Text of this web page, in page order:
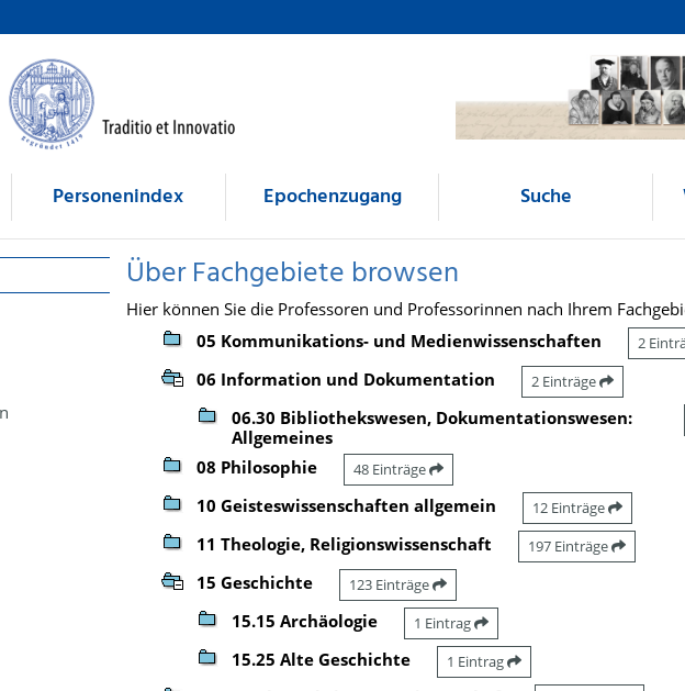
Personenindex Epochenzugang Suche
Über Fachgebiete browsen
Hier können Sie die Professoren und Professorinnen nach Ihrem
05 Kommunikations- und Medienwissenschaften
2
06 Information und Dokumentation 2 Einträge
06.30 Bibliothekswesen, Dokumentationswesen:
Allgemeines
08 Philosophie 48 Einträge
10 Geisteswissenschaften allgemein 12 Einträge
11 Theologie, Religionswissenschaft 197 Einträge
15 Geschichte 123 Einträge
15.15 Archäologie 1 Eintrag
15.25 Alte Geschichte 1 Eintrag